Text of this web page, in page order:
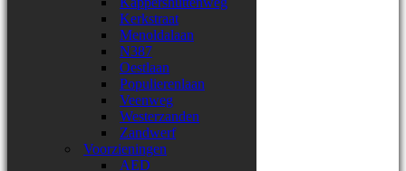
Kerkstraat
Menoldalaan
N387
Oestlaan
Populierenlaan
Veenweg
Westerzanden
Zandwerf
Voorzieningen
AED